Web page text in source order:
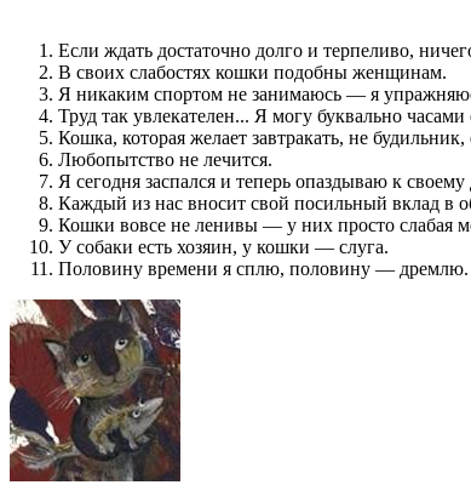
Если ждать достаточно долго и терпеливо,
В своих слабостях кошки подобны женщинам.
Я никаким спортом не занимаюсь — я
Труд так увлекателен... Я могу буквально часами
Кошка, которая желает завтракать, не
Любопытство не лечится.
Я сегодня заспался и теперь опаздываю к
Каждый из нас вносит свой посильный вклад в
Кошки вовсе не ленивы — у них просто слабая
У собаки есть хозяин, у кошки — слуга.
Половину времени я сплю, половину —